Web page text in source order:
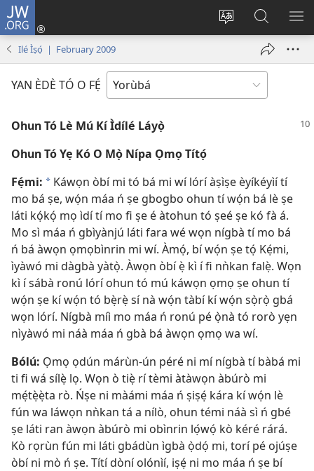
JW.ORG
Yí
pa
Wọlé
(opens
Wa
JW.ORG
Ilé Ìṣọ́ | February 2009
YAN ÈDÈ TÓ O FẸ́
Ohun Tó Lè Mú Kí Ìdílé Láyọ̀
Ohun Tó Yẹ Kó O Mọ̀ Nípa Ọmọ Títọ́
Fẹ́mi: a Káwọn òbí mi tó bá mi wí lórí àṣìṣe èyíkéyìí tí
mo bá ṣe, wọ́n máa ń ṣe gbogbo ohun tí wọ́n bá lè ṣe
láti kọ́kọ́ mọ ìdí tí mo fi ṣe é àtohun tó ṣeé ṣe kó fà á.
Mo sì máa ń gbìyànjú láti fara wé wọn nígbà tí mo bá
ń bá àwọn ọmọbìnrin mi wí. Àmọ́, bí wọ́n ṣe tọ́ Kẹ́mi,
ìyàwó mi dàgbà yàtọ̀. Àwọn òbí ẹ̀ kì í fi nǹkan falẹ̀. Wọn
kì í sábà ronú lórí ohun tó mú káwọn ọmọ ṣe ohun tí
wọ́n ṣe kí wọ́n tó bẹ̀rẹ̀ sí nà wọ́n tàbí kí wọ́n sọ̀rọ̀ gbá
wọn lórí. Nígbà míì mo máa ń ronú pé ọ̀nà tó rorò yẹn
nìyàwó mi náà máa ń gbà bá àwọn ọmọ wa wí.
Bólú: Ọmọ ọdún márùn-ún péré ni mí nígbà tí bàbá mi
ti fi wá sílẹ̀ lọ. Wọn ò tiẹ̀ rí tèmi àtàwọn àbúrò mi
mẹ́tẹ̀ẹ̀ta rò. Ńṣe ni màámi máa ń ṣiṣẹ́ kára kí wọ́n lè
fún wa láwọn nǹkan tá a nílò, ohun témi náà sì ń gbé
ṣe láti ran àwọn àbúrò mi obìnrin lọ́wọ́ kò kéré rárá.
Kò rọrùn fún mi láti gbádùn ìgbà ọ̀dọ́ mi, torí pé ojúṣe
òbí ni mò ń ṣe. Títí dòní olónìí, iṣẹ́ ni mo máa ń ṣe bí